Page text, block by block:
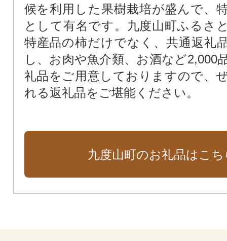
候を利用した果樹栽培が盛んで、
として有名です。九度山町ふるさ
特産品の柿だけでなく、共通返礼
し、お肉や魚介類、お酒など2,000
礼品をご用意しておりますので、
れる返礼品をご堪能ください。
九度山町のお礼品はこち